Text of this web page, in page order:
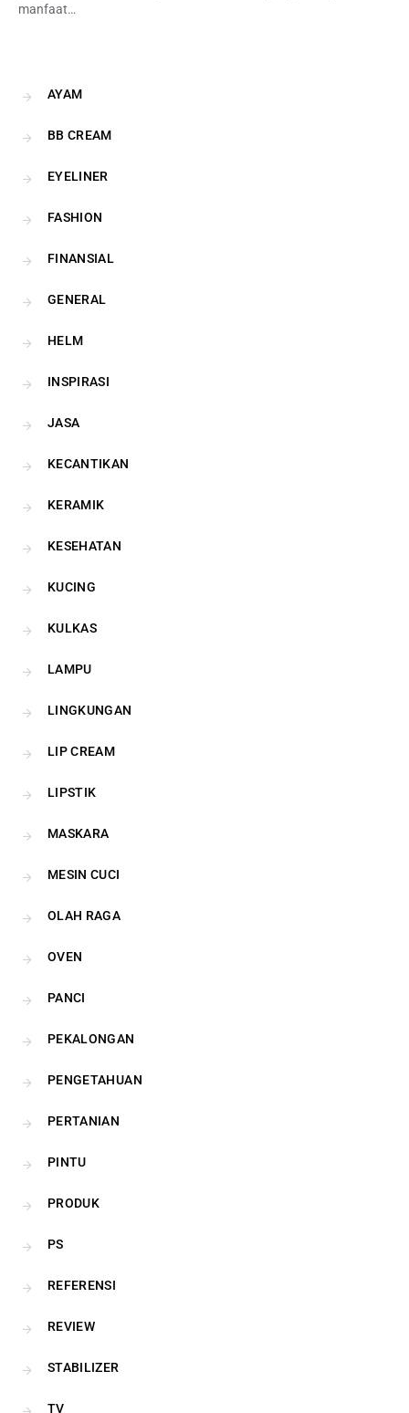
manfaat…
AYAM
BB CREAM
EYELINER
FASHION
FINANSIAL
GENERAL
HELM
INSPIRASI
JASA
KECANTIKAN
KERAMIK
KESEHATAN
KUCING
KULKAS
LAMPU
LINGKUNGAN
LIP CREAM
LIPSTIK
MASKARA
MESIN CUCI
OLAH RAGA
OVEN
PANCI
PEKALONGAN
PENGETAHUAN
PERTANIAN
PINTU
PRODUK
PS
REFERENSI
REVIEW
STABILIZER
TV